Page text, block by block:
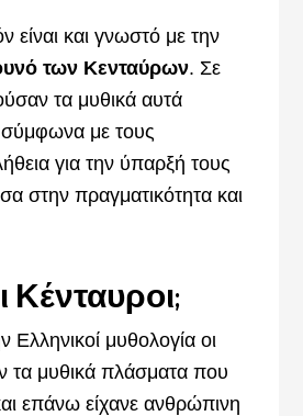
είναι και γνωστό με την
των Κενταύρων. Σε
τα μυθικά αυτά
με τους
για την ύπαρξή τους
στην πραγματικότητα και
Κένταυροι;
μυθολογία οι
τα μυθικά πλάσματα που
επάνω είχανε ανθρώπινη